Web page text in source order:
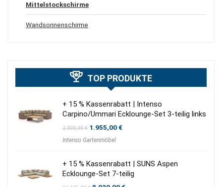
Mittelstockschirme
Wandsonnenschirme
TOP PRODUKTE
+ 15 % Kassenrabatt | Intenso
Carpino/Ummari Ecklounge-Set 3-teilig links
2.800,00€ Ursprünglicher
war:
1.955,00€Aktueller
Intenso Gartenmöbel
+ 15 % Kassenrabatt | SUNS Aspen
Ecklounge-Set 7-teilig